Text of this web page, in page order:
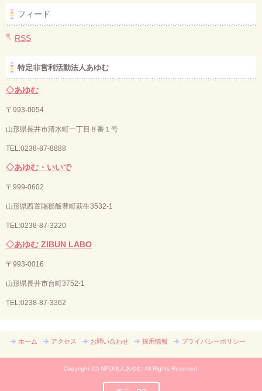
フィード
RSS
特定非営利活動法人あゆむ
◇あゆむ
〒993-0054
山形県長井市清水町一丁目８番１号
TEL:0238-87-8888
◇あゆむ・いいで
〒 999-0602
山形県西置賜郡飯豊町萩生3532-1
TEL:0238-87-3220
◇あゆむ ZIBUN LABO
〒 993-0016
山形県長井市台町3752-1
TEL:0238-87-3362
ホーム アクセス お問い合わせ 採用情報 プライバシーポリシー
Copyright (C) NPO法人あゆむ All Rights Reserved.